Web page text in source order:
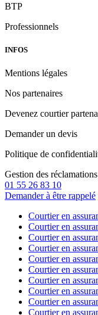
BTP
Professionnels
INFOS
Mentions légales
Nos partenaires
Devenez courtier
Demander un devis
Politique de
Gestion des réclamations
01 55 26 83 10
Demander à être rappelé
Courtier en
Courtier en
Courtier en
Courtier en
Courtier en
Courtier en
Courtier en
Courtier en
Courtier en
Courtier en